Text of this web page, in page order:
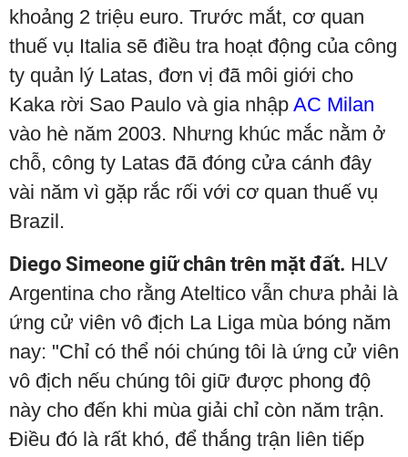
khoảng 2 triệu euro. Trước mắt, cơ quan
thuế vụ Italia sẽ điều tra hoạt động của công
ty quản lý Latas, đơn vị đã môi giới cho
Kaka rời Sao Paulo và gia nhập AC Milan
vào hè năm 2003. Nhưng khúc mắc nằm ở
chỗ, công ty Latas đã đóng cửa cánh đây
vài năm vì gặp rắc rối với cơ quan thuế vụ
Brazil.
Diego Simeone giữ chân trên mặt đất. HLV
Argentina cho rằng Ateltico vẫn chưa phải là
ứng cử viên vô địch La Liga mùa bóng năm
nay: "Chỉ có thể nói chúng tôi là ứng cử viên
vô địch nếu chúng tôi giữ được phong độ
này cho đến khi mùa giải chỉ còn năm trận.
Điều đó là rất khó, để thắng trận liên tiếp